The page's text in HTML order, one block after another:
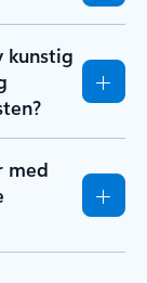
kunstig
med